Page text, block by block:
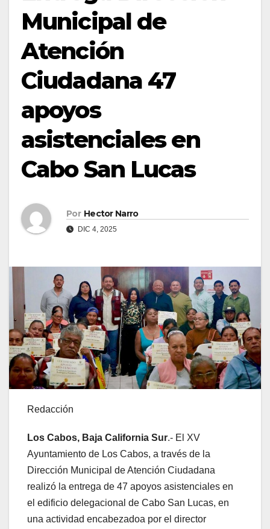
Municipal de
Atención
Ciudadana 47
apoyos
asistenciales en
Cabo San Lucas
Por Hector Narro
DIC 4, 2025
Redacción
Los Cabos, Baja California Sur.- El XV
Ayuntamiento de Los Cabos, a través de la
Dirección Municipal de Atención Ciudadana
realizó la entrega de 47 apoyos asistenciales en
el edificio delegacional de Cabo San Lucas, en
una actividad encabezadoa por el director